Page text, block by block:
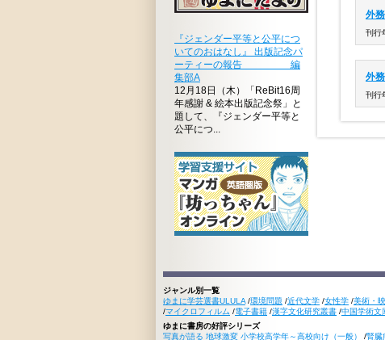
『ジェンダー平等と公平につ
いてのおはなし』 出版記念パ
ーティーの報告 編
集部A
12月18日（木）「ReBit16周
年感謝 & 絵本出版記念祭」と
題して、『ジェンダー平等と
公平につ...
外
刊行
外
刊行
ジャンル別一覧
ゆまに学芸選書ULULA /環境問題 /近代文学 /女性学 /美術・
/マイクロフィルム /電子書籍 /漢字文化研究叢書 /中国学術
ゆまに書房の好評シリーズ
写真が語る 地球激変 小学校高学年～高校向け（一般）
/腎臓